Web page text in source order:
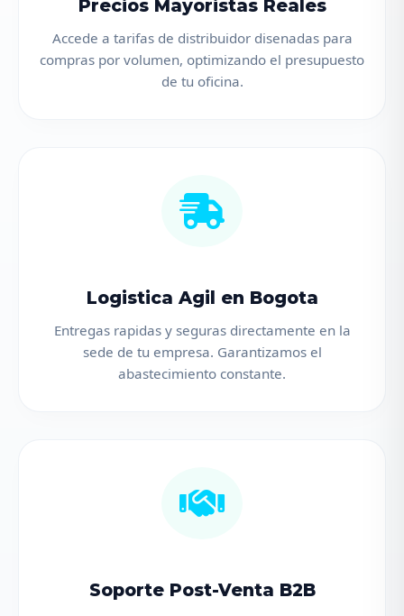
Precios Mayoristas Reales
Accede a tarifas de distribuidor disenadas para
compras por volumen, optimizando el presupuesto
de tu oficina.
Logistica Agil en Bogota
Entregas rapidas y seguras directamente en la
sede de tu empresa. Garantizamos el
abastecimiento constante.
Soporte Post-Venta B2B